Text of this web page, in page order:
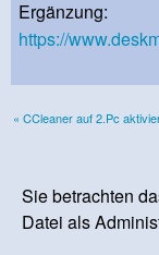
Ergänzung:
https://
« CCleaner auf 2.Pc
Sie betrachten
Datei als